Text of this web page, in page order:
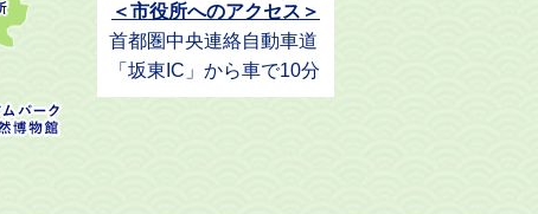
＜市役所へのアクセス＞
首都圏中央連絡自動車道
「坂東IC」から車で10分